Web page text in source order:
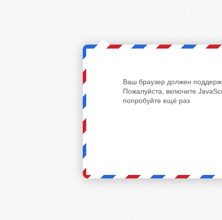
Ваш браузер должен
Пожалуйста, включите
попробуйте ещё раз